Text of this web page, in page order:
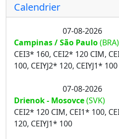
Calendrier
07-08-2026
Campinas / São Paulo(BRA)
CEI3* 160, CEI2* 120 CIM,
100, CEIYJ2* 120, CEIYJ1* 100
07-08-2026
Drienok - Mosovce(SVK)
CEI2* 120 CIM, CEI1* 100,
120, CEIYJ1* 100